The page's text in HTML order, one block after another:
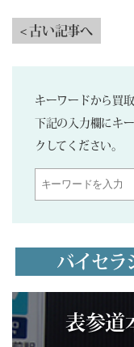
< 古い記事へ
キーワードから買
下記の入力欄にキ
クしてください。
バイセラ
表参道